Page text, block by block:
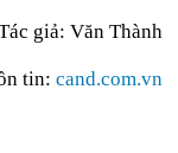
giả: Văn Thành
tin: cand.com.vn